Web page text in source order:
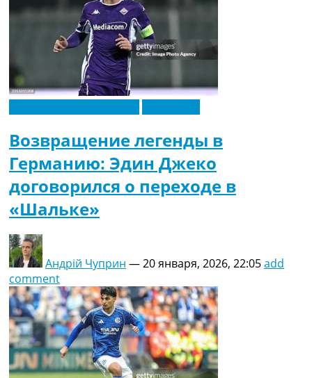
Возвращение легенды в
Германию: Эдин Джеко
договорился о переходе в
«Шальке»
Андрій Чуприн —20 января, 2026, 22:05add
comment